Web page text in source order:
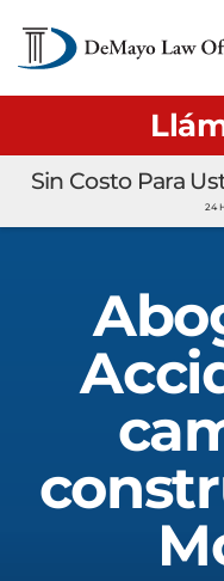
Sin Costo Para
24